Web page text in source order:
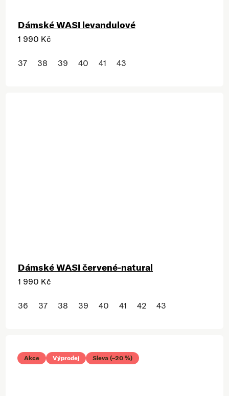
Dámské WASI levandulové
1 990 Kč
37 38 39 40 41 43
Dámské WASI červené-natural
1 990 Kč
36 37 38 39 40 41 42 43
Akce Výprodej Sleva (–20 %)